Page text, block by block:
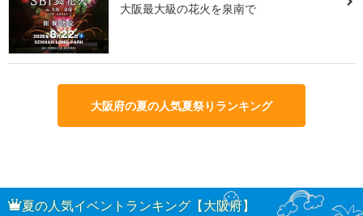
大阪最大級の花火を泉南で
大阪府の夏の人気夏祭りランキング
夏の人気イベントランキング【大阪府】